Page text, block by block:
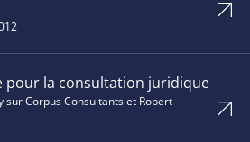
pour la consultation juridique
sur Corpus Consultants et Robert